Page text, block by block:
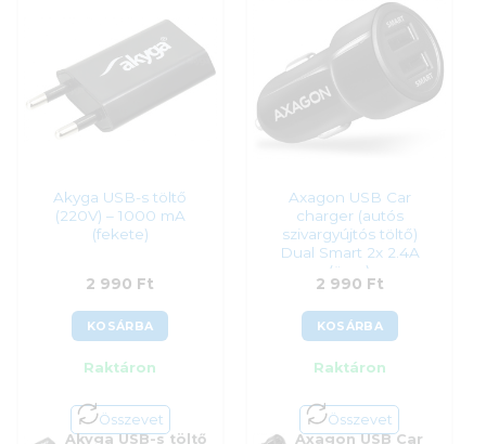
Original
price
was:
990 Ft.
2 990FtCurrent
price
2
Akyga USB-s töltő
(220V) – 1000 mA
(fekete)
2 990 Ft
KOSÁRBA
Raktáron
Összevet
Akyga USB-s töltő
Axagon USB Car
charger (autós
szivargyújtós töltő)
Dual Smart 2x 2.4A
(össz)
2 990 Ft
KOSÁRBA
Raktáron
Összevet
Axagon USB Car